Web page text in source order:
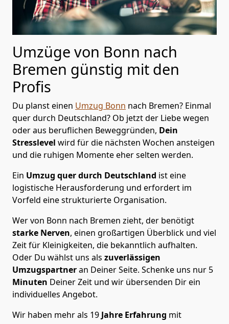
Umzüge von Bonn nach
Bremen günstig mit den
Profis
Du planst einen Umzug Bonn nach Bremen? Einmal
quer durch Deutschland? Ob jetzt der Liebe wegen
oder aus beruflichen Beweggründen, Dein
Stresslevel wird für die nächsten Wochen ansteigen
und die ruhigen Momente eher selten werden.
Ein Umzug quer durch Deutschland ist eine
logistische Herausforderung und erfordert im
Vorfeld eine strukturierte Organisation.
Wer von Bonn nach Bremen zieht, der benötigt
starke Nerven, einen großartigen Überblick und viel
Zeit für Kleinigkeiten, die bekanntlich aufhalten.
Oder Du wählst uns als zuverlässigen
Umzugspartneran Deiner Seite. Schenke uns nur 5
Minuten Deiner Zeit und wir übersenden Dir ein
individuelles Angebot.
Wir haben mehr als 19 Jahre Erfahrung mit